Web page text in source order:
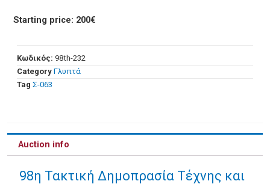
Starting price: 200€
Κωδικός: 98th-232
Category Γλυπτά
Tag Σ-063
Auction info
98η Τακτική Δημοπρασία Τέχνης και